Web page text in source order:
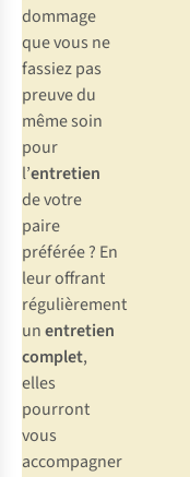
dommage
que vous ne
fassiez pas
preuve du
même soin
pour
l’entretien
de votre
paire
préférée ? En
leur offrant
régulièrement
unentretien
complet,
elles
pourront
vous
accompagner